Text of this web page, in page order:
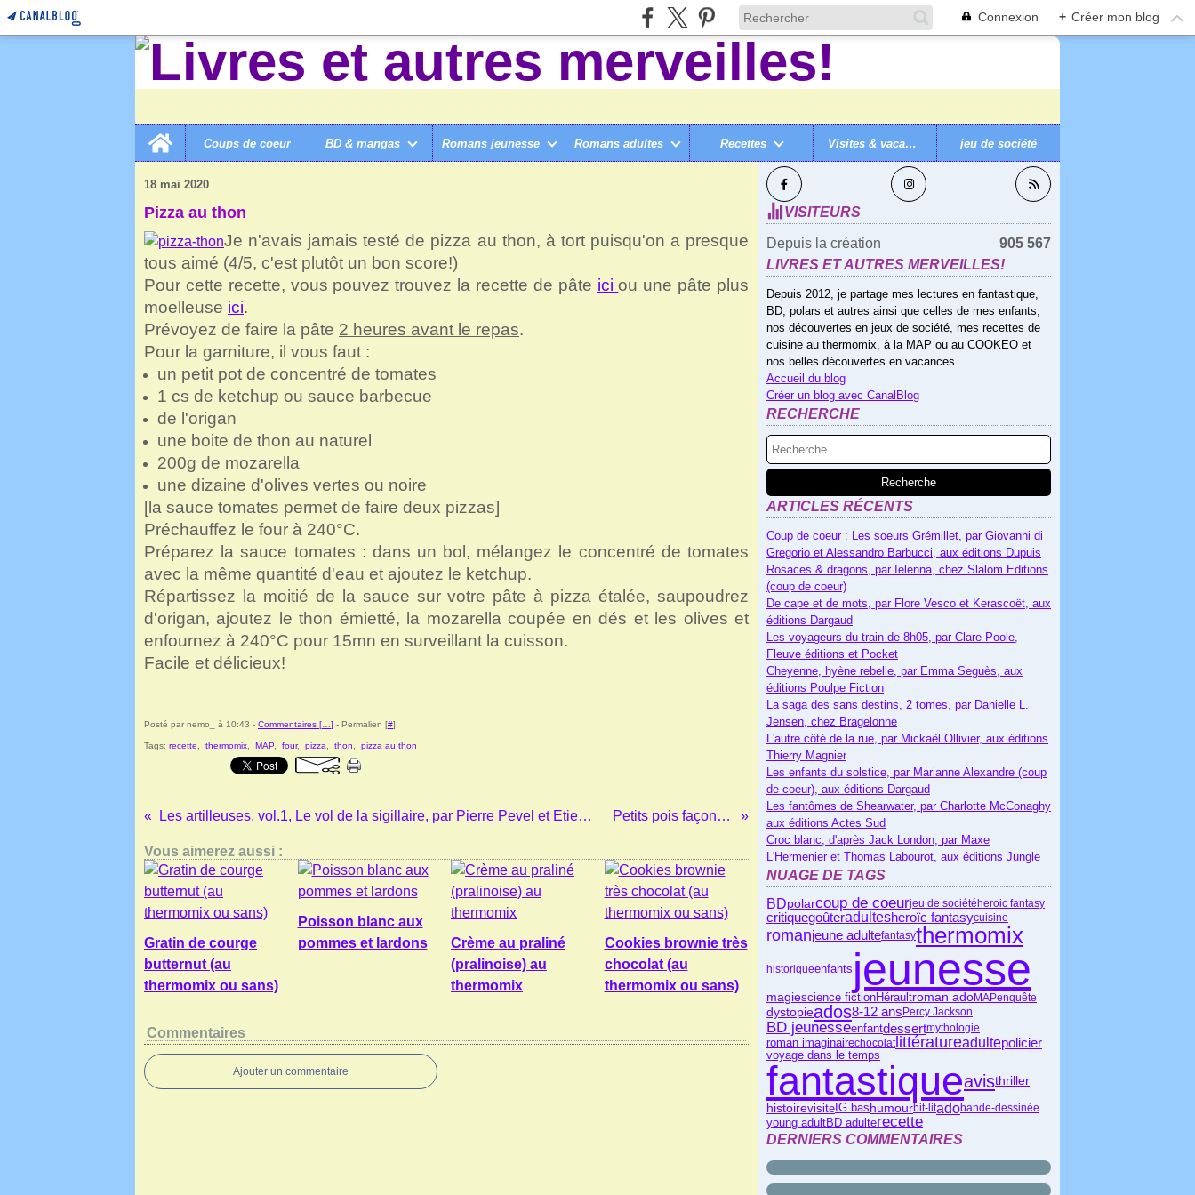
Connexion + Créer mon blog
Home
Coups de coeur
BD & mangas Romans jeunesse Romans adultes Recettes Visites & vacances jeu de société
LIVRES ET AUTRES MERVEILLES! > CUISINE SALÉE (AVEC/SANS THERMOMIX) > PIZZA AU THON
18 mai 2020
Pizza au thon
Je n'avais jamais testé de pizza au thon, à tort puisqu'on a presque
tous aimé (4/5, c'est plutôt un bon score!)
Pour cette recette, vous pouvez trouvez la recette de pâte iciou une pâte plus
moelleuse ici.
Prévoyez de faire la pâte 2 heures avant le repas.
Pour la garniture, il vous faut :
un petit pot de concentré de tomates
1 cs de ketchup ou sauce barbecue
de l'origan
une boite de thon au naturel
200g de mozarella
une dizaine d'olives vertes ou noire
[la sauce tomates permet de faire deux pizzas]
Préchauffez le four à 240°C.
Préparez la sauce tomates : dans un bol, mélangez le concentré de tomates
avec la même quantité d'eau et ajoutez le ketchup.
Répartissez la moitié de la sauce sur votre pâte à pizza étalée, saupoudrez
d'origan, ajoutez le thon émietté, la mozarella coupée en dés et les olives et
enfournez à 240°C pour 15mn en surveillant la cuisson.
Facile et délicieux!
Posté par nemo_ à 10:43 - Commentaires [ ] - Permalien [#]
Tags: recette thermomix MAP, four, pizza thon pizza au thon
Les artilleuses, vol.1, Le vol de la sigillaire, par Pierre Pevel et Etienne Willem (BD) Petits pois façon risotto
Vous aimerez aussi :
Gratin de courge
butternut (au
thermomix ou sans)
Poisson blanc aux
pommes et lardons
Crème au praliné
(pralinoise) au
thermomix
Cookies brownie très
chocolat (au
thermomix ou sans)
Commentaires
Ajouter un commentaire
SUIVEZ-MOI
VISITEURS
Depuis la création
905 567
LIVRES ET AUTRES MERVEILLES!
Depuis 2012, je partage mes lectures en fantastique,
BD, polars et autres ainsi que celles de mes enfants,
nos découvertes en jeux de société, mes recettes de
cuisine au thermomix, à la MAP ou au COOKEO et
nos belles découvertes en vacances.
Accueil du blog
Créer un blog avec CanalBlog
RECHERCHE
ARTICLES RÉCENTS
Coup de coeur : Les soeurs Grémillet, par Giovanni di
Gregorio et Alessandro Barbucci, aux éditions Dupuis
Rosaces & dragons, par Ielenna, chez Slalom Editions
(coup de coeur)
De cape et de mots, par Flore Vesco et Kerascoët, aux
éditions Dargaud
Les voyageurs du train de 8h05, par Clare Poole,
Fleuve éditions et Pocket
Cheyenne, hyène rebelle, par Emma Seguès, aux
éditions Poulpe Fiction
La saga des sans destins, 2 tomes, par Danielle L.
Jensen, chez Bragelonne
L'autre côté de la rue, par Mickaël Ollivier, aux éditions
Thierry Magnier
Les enfants du solstice, par Marianne Alexandre (coup
de coeur), aux éditions Dargaud
Les fantômes de Shearwater, par Charlotte McConaghy
aux éditions Actes Sud
Croc blanc, d'après Jack London, par Maxe
L'Hermenier et Thomas Labourot, aux éditions Jungle
NUAGE DE TAGS
BDpolarcoup de coeurjeu de société heroic fantasy
critiquegoûteradultesheroïc fantasycuisine
romanjeune adultefantasythermomix
historiqueenfants jeunesse
magiescience fictionHéraultroman adoMAPenquête
dystopieados8-12 ans Percy Jackson
BD jeunesseenfantdessertmythologie
roman imaginairechocolatlittératureadultepolicier
voyage dans le temps
fantastiqueavisthriller
histoirevisite IG bashumourbit-litadobande-dessinée
young adultBD adulterecette
DERNIERS COMMENTAIRES